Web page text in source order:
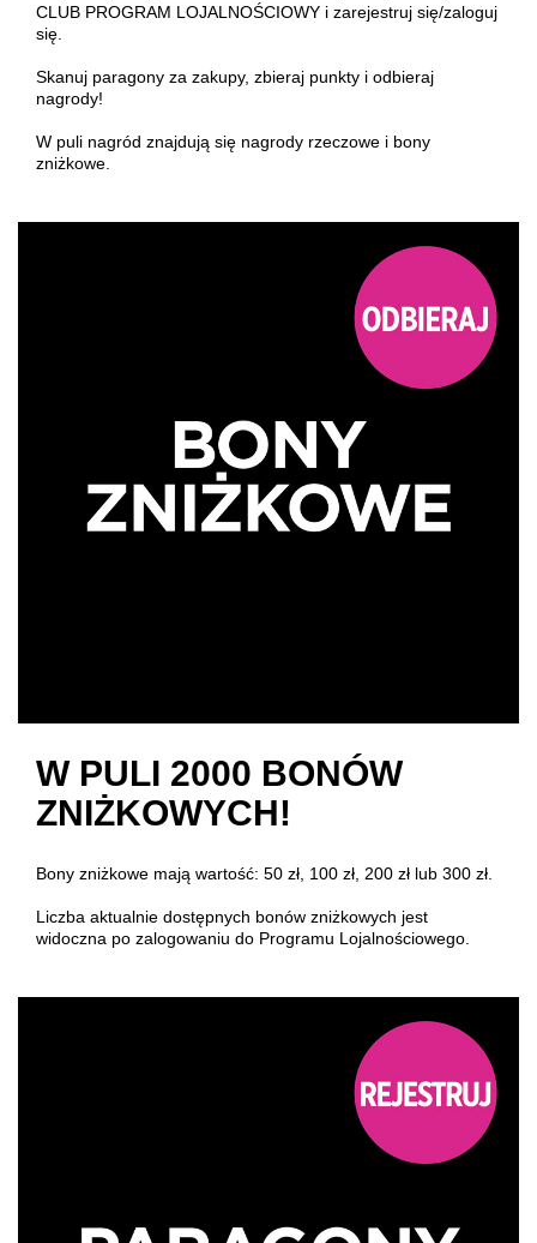
CLUB PROGRAM LOJALNOŚCIOWY i zarejestruj się/zaloguj
się.
Skanuj paragony za zakupy, zbieraj punkty i odbieraj
nagrody!
W puli nagród znajdują się nagrody rzeczowe i bony
zniżkowe.
W PULI 2000 BONÓW
ZNIŻKOWYCH!
Bony zniżkowe mają wartość: 50 zł, 100 zł, 200 zł lub 300 zł.
Liczba aktualnie dostępnych bonów zniżkowych jest
widoczna po zalogowaniu do Programu Lojalnościowego.